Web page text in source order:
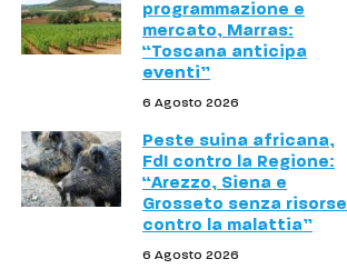
programmazione e
mercato, Marras:
“Toscana anticipa
eventi”
6 Agosto 2026
Peste suina africana,
FdI contro la Regione:
“Arezzo, Siena e
Grosseto senza risorse
contro la malattia”
6 Agosto 2026